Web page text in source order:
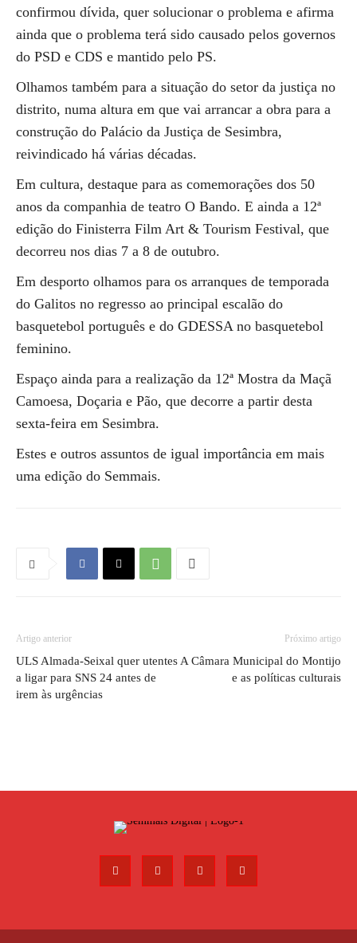
confirmou dívida, quer solucionar o problema e afirma
ainda que o problema terá sido causado pelos governos
do PSD e CDS e mantido pelo PS.
Olhamos também para a situação do setor da justiça no
distrito, numa altura em que vai arrancar a obra para a
construção do Palácio da Justiça de Sesimbra,
reivindicado há várias décadas.
Em cultura, destaque para as comemorações dos 50
anos da companhia de teatro O Bando. E ainda a 12ª
edição do Finisterra Film Art & Tourism Festival, que
decorreu nos dias 7 a 8 de outubro.
Em desporto olhamos para os arranques de temporada
do Galitos no regresso ao principal escalão do
basquetebol português e do GDESSA no basquetebol
feminino.
Espaço ainda para a realização da 12ª Mostra da Maçã
Camoesa, Doçaria e Pão, que decorre a partir desta
sexta-feira em Sesimbra.
Estes e outros assuntos de igual importância em mais
uma edição do Semmais.
Artigo anterior
ULS Almada-Seixal quer utentes
a ligar para SNS 24 antes de
irem às urgências
Próximo artigo
A Câmara Municipal do Montijo
e as políticas culturais